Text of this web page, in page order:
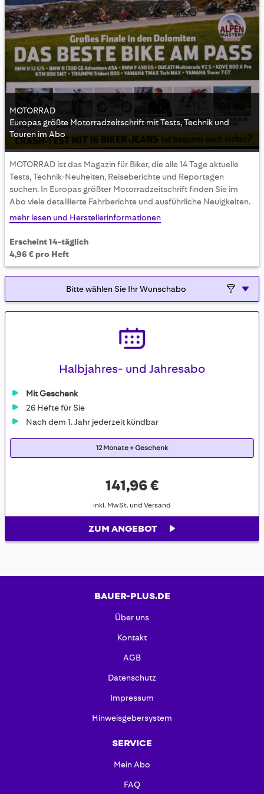
to
the
beginning
of
the
gallery
MOTORRAD
Europas größte Motorradzeitschrift mit Tests, Technik und
Touren im Abo
MOTORRAD ist das Magazin für Biker, die alle 14 Tage aktuelle
Tests, Technik-Neuheiten, Reiseberichte und Reportagen
suchen. In Europas größter Motorradzeitschrift finden Sie im
Abo viele detaillierte Fahrberichte und ausführliche Neuigkeiten.
mehr lesen und Herstellerinformationen
Erscheint 14-täglich
4,96 € pro Heft
Halbjahres- und Jahresabo
Mit Geschenk
26 Hefte für Sie
Nach dem 1. Jahr jederzeit kündbar
12 Monate + Geschenk
141,96 €
inkl. MwSt. und Versand
ZUM ANGEBOT
BAUER-PLUS.DE
Über uns
Kontakt
AGB
Datenschutz
Impressum
Hinweisgebersystem
SERVICE
Mein Abo
FAQ